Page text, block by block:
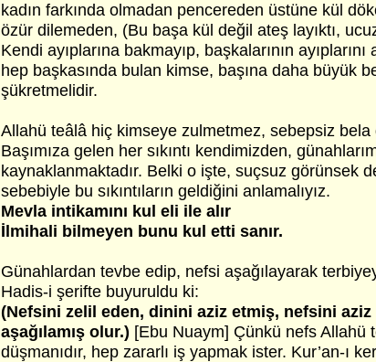
kadın farkında olmadan pencereden üstüne kül
özür dilemeden, (Bu başa kül değil ateş layıktı,
Kendi ayıplarına bakmayıp, başkalarının
hep başkasında bulan kimse, başına daha büyük
şükretmelidir.
Allahü teâlâ hiç kimseye zulmetmez, sebepsiz bela
Başımıza gelen her sıkıntı kendimizden,
kaynaklanmaktadır. Belki o işte, suçsuz görünsek
sebebiyle bu sıkıntıların geldiğini anlamalıyız.
Mevla intikamını kul eli ile alır
İlmihali bilmeyen bunu kul etti sanır.
Günahlardan tevbe edip, nefsi aşağılayarak
Hadis-i şerifte buyuruldu ki:
(Nefsini zelil eden, dinini aziz etmiş, nefsini
aşağılamış olur.) [Ebu Nuaym] Çünkü nefs Allahü
düşmanıdır, hep zararlı iş yapmak ister. Kur’an-ı